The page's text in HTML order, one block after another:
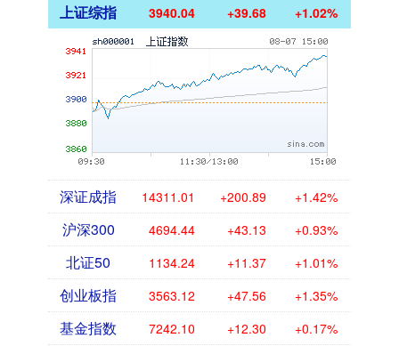
上证综指 3940.04 +39.68 +1.02%
深证成指 14311.01 +200.89 +1.42%
沪深300 4694.44 +43.13 +0.93%
北证50 1134.24 +11.37 +1.01%
创业板指 3563.12 +47.56 +1.35%
基金指数 7242.10 +12.30 +0.17%